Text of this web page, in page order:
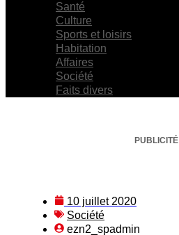
Santé
Culture
Sports et loisirs
Habitation
Affaires
Société
Faits divers
PUBLICITÉ
10 juillet 2020
Société
ezn2_spadmin